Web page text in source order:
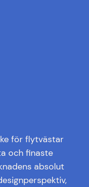
för flytvästar
och finaste
absolut